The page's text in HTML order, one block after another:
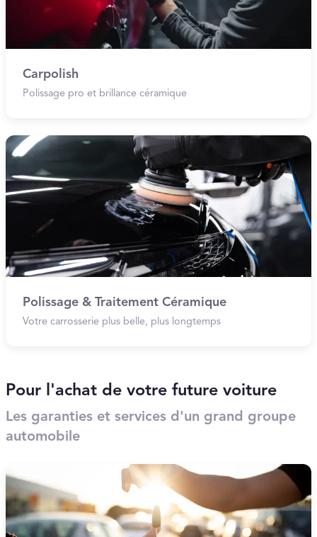
Carpolish
Polissage pro et brillance céramique
Polissage & Traitement Céramique
Votre carrosserie plus belle, plus longtemps
Pour l'achat de votre future voiture
Les garanties et services d'un grand groupe
automobile